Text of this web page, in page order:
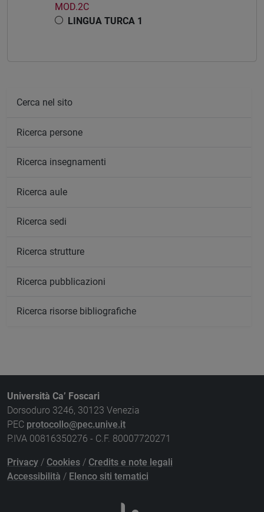
MOD.2C
LINGUA TURCA 1
Cerca nel sito
Ricerca persone
Ricerca insegnamenti
Ricerca aule
Ricerca sedi
Ricerca strutture
Ricerca pubblicazioni
Ricerca risorse bibliografiche
Università Ca’ Foscari
Dorsoduro 3246, 30123 Venezia
PEC protocollo@pec.unive.it
P.IVA 00816350276 - C.F. 80007720271
Privacy / Cookies / Credits e note legali
Accessibilità / Elenco siti tematici